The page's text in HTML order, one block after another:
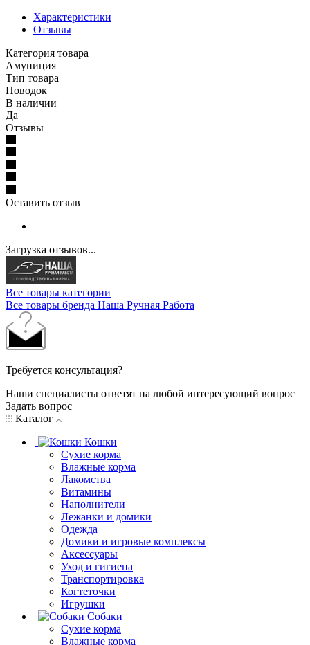
Характеристики
Отзывы
Категория товара
Амуниция
Тип товара
Поводок
В наличии
Да
Отзывы
Оставить отзыв
Загрузка отзывов...
Все товары категории
Все товары бренда Наша Ручная Работа
Требуется консультация?
Наши специалисты ответят на любой интересующий вопрос
Задать вопрос
Каталог
Кошки
Сухие корма
Влажные корма
Лакомства
Витамины
Наполнители
Лежанки и домики
Одежда
Домики и игровые комплексы
Аксессуары
Уход и гигиена
Транспортировка
Когтеточки
Игрушки
Собаки
Сухие корма
Влажные корма